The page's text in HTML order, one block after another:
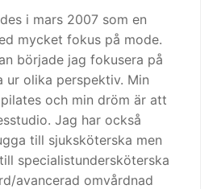
i mars 2007 som en
mycket fokus på mode.
började jag fokusera på
ur olika perspektiv. Min
och min dröm är att
Jag har också
till sjuksköterska men
specialistundersköterska
avancerad omvårdnad